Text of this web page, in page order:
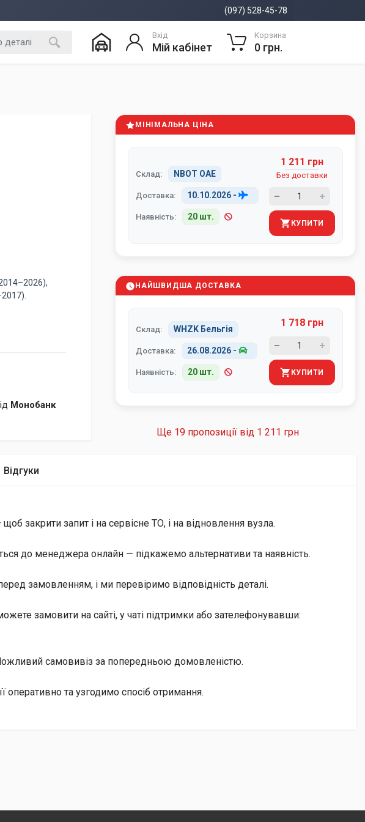
(097) 528-45-78
Вхід
Мій кабінет
Корзина
0 грн.
Монобанк
МІНІМАЛЬНА ЦІНА
Склад: NBOT ОАЕ
Доставка: 10.10.2026 -
Наявність: 20 шт.
1 211 грн
Без доставки
КУПИТИ
НАЙШВИДША ДОСТАВКА
Склад: WHZK Бельгія
Доставка: 26.08.2026 -
Наявність: 20 шт.
1 718 грн
КУПИТИ
Ще 19 пропозиції від 1 211 грн
Відгуки
закрити запит і на сервісне ТО, і на відновлення вузла.
до менеджера онлайн — підкажемо альтернативи та наявність.
замовленням, і ми перевіримо відповідність деталі.
замовити на сайті, у чаті підтримки або зателефонувавши:
самовивіз за попередньою домовленістю.
оперативно та узгодимо спосіб отримання.